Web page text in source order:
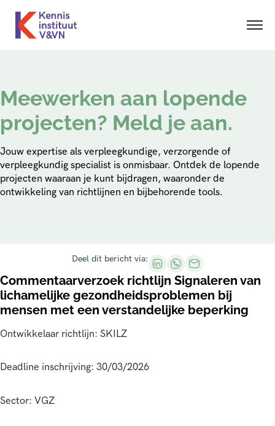
Meewerken aan lopende
projecten? Meld je aan.
Jouw expertise als verpleegkundige, verzorgende of
verpleegkundig specialist is onmisbaar. Ontdek de lopende
projecten waaraan je kunt bijdragen, waaronder de
ontwikkeling van richtlijnen en bijbehorende tools.
Deel dit bericht via:
Commentaarverzoek richtlijn Signaleren van
lichamelijke gezondheidsproblemen bij
mensen met een verstandelijke beperking
Ontwikkelaar richtlijn: SKILZ
Deadline inschrijving: 30/03/2026
Sector: VGZ